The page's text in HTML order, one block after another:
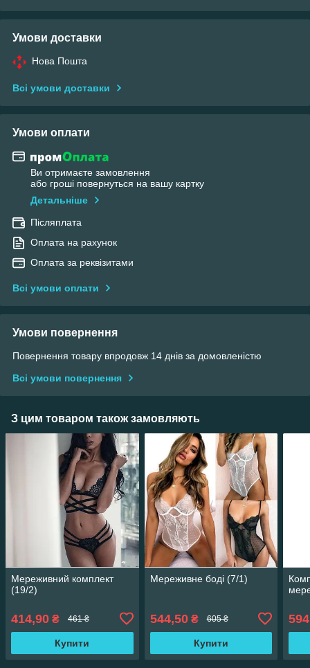
Умови доставки
Нова Пошта
Всі умови доставки
Умови оплати
Ви отримаєте замовлення
або гроші повернуться на вашу картку
Детальніше
Післяплата
Оплата на рахунок
Оплата за реквізитами
Всі умови оплати
Умови повернення
Повернення товару впродовж 14 днів за домовленістю
Всі умови повернення
З цим товаром також замовляють
Мереживний комплект
(19/2)
414,90 ₴ 461 ₴
Купити
Мереживне боді (7/1)
544,50₴ 605 ₴
Купити
594